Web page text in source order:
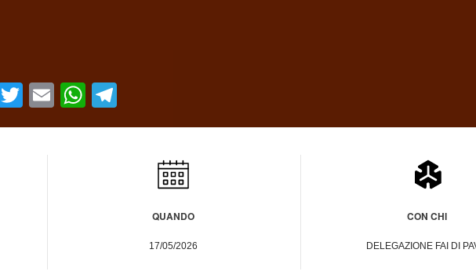
Facebook
Twitter
EmailWhatsApp
QUANDO
17/05/2026
CON CHI
DELEGAZIONE FAI DI